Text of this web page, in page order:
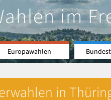
im
Europawahlen
in